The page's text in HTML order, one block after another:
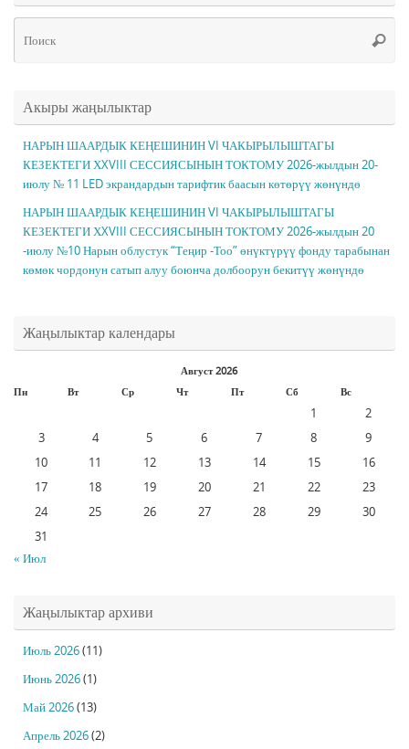
Поиск
Акыры жаңылыктар
НАРЫН ШААРДЫК КЕҢЕШИНИН VI ЧАКЫРЫЛЫШТАГЫ
КЕЗЕКТЕГИ ХXVIII СЕССИЯСЫНЫН ТОКТОМУ 2026-жылдын 20-
июлу № 11 LED экрандардын тарифтик баасын көтөрүү жөнүндө
НАРЫН ШААРДЫК КЕҢЕШИНИН VI ЧАКЫРЫЛЫШТАГЫ
КЕЗЕКТЕГИ ХXVIII СЕССИЯСЫНЫН ТОКТОМУ 2026-жылдын 20
-июлу №10 Нарын облустук “Теңир -Тоо” өнүктүрүү фонду тарабынан
көмөк чордонун сатып алуу боюнча долбоорун бекитүү жөнүндө
Жаңылыктар календары
Август 2026
Пн
Вт Ср Чт Пт Сб Вс
1
2
3
4 5 6 7 8
9
10
11 12 13 14 15
16
17
18 19 20 21 22
23
24
25 26 27 28 29
30
31
« Июл
Жаңылыктар архиви
Июль 2026(11)
Июнь 2026(1)
Май 2026(13)
Апрель 2026(2)